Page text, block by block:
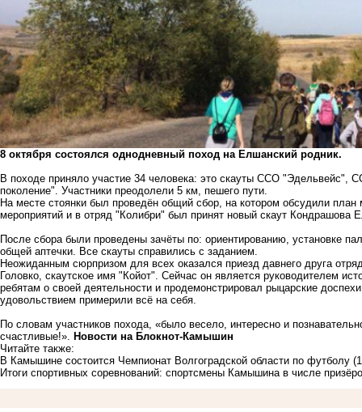
8 октября состоялся однодневный поход на Елшанский родник.
В походе приняло участие 34 человека: это скауты ССО
поколение". Участники преодолели 5 км, пешего пути.
На месте стоянки был проведён общий сбор, на котором обсудили
мероприятий и в отряд "Колибри" был принят новый скаут Кондрашова
После сбора были проведены зачёты по: ориентированию, установке
общей аптечки. Все скауты справились с заданием.
Неожиданным сюрпризом для всех оказался приезд давнего друга
Головко, скаутское имя "Койот". Сейчас он является руководителем
ребятам о своей деятельности и продемонстрировал рыцарские
удовольствием примерили всё на себя.
По словам участников похода, «было весело, интересно и
счастливые!».
Новости на Блoкнoт-Камышин
Читайте также:
В Камышине состоится Чемпионат Волгоградской области по футболу
Итоги спортивных соревнований: спортсмены Камышина в числе